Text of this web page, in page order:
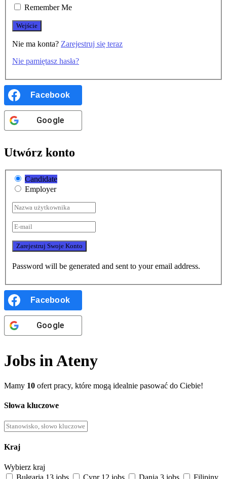
Remember Me
Nie ma konta? Zarejestruj się teraz
Nie pamiętasz hasła?
Facebook
Google
Utwórz konto
Candidate
Employer
Password will be generated and sent to your email address.
Facebook
Google
Jobs in Ateny
Mamy 10 ofert pracy, które mogą idealnie pasować do Ciebie!
Słowa kluczowe
Kraj
Wybierz kraj
Bułgaria 13 jobs Cypr 12 jobs Dania 3 jobs Filipiny